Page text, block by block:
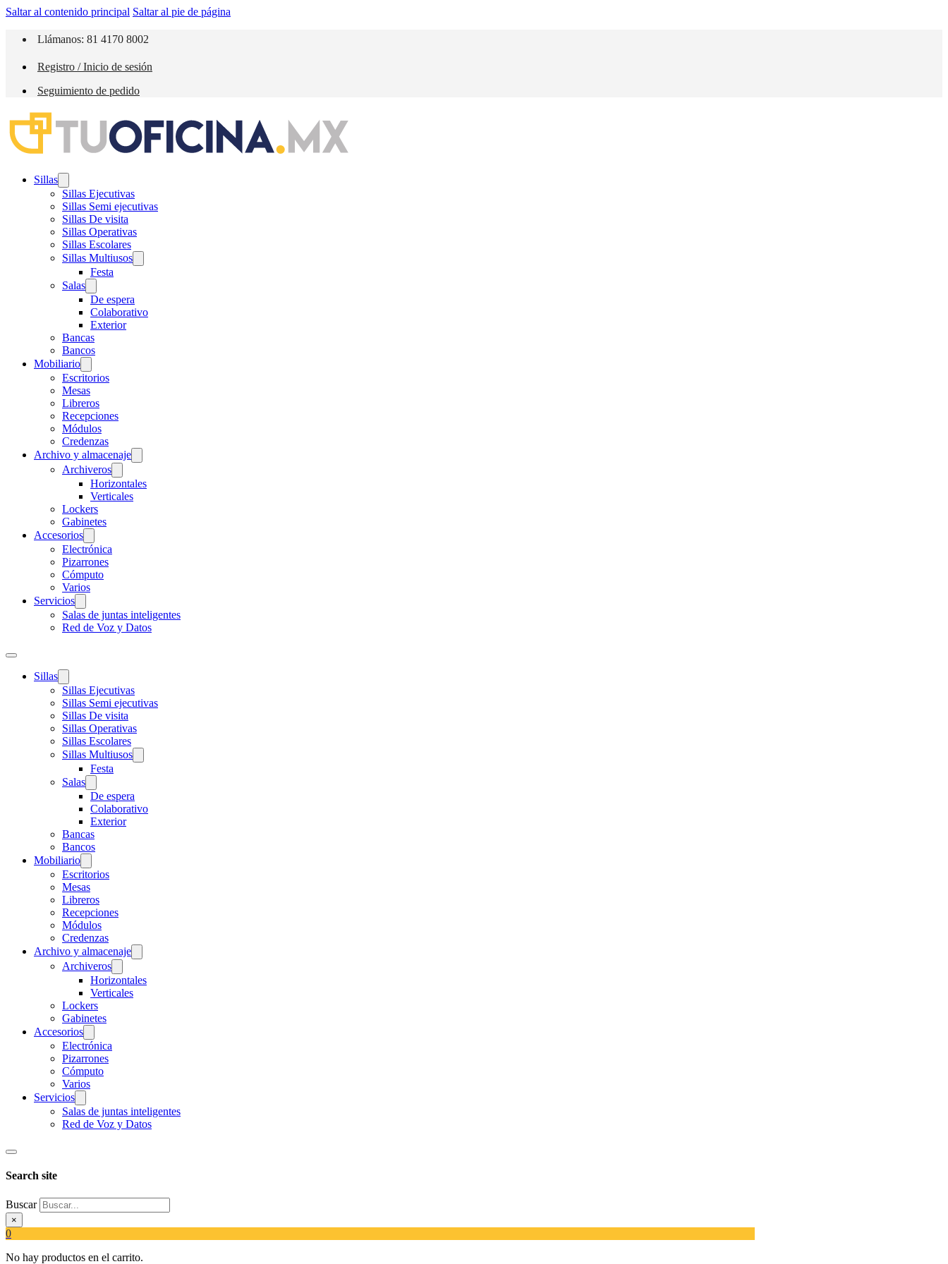
Saltar al contenido principal Saltar al pie de página
Llámanos: 81 4170 8002
Registro / Inicio de sesión
Seguimiento de pedido
Sillas
Sillas Ejecutivas
Sillas Semi ejecutivas
Sillas De visita
Sillas Operativas
Sillas Escolares
Sillas Multiusos
Festa
Salas
De espera
Colaborativo
Exterior
Bancas
Bancos
Mobiliario
Escritorios
Mesas
Libreros
Recepciones
Módulos
Credenzas
Archivo y almacenaje
Archiveros
Horizontales
Verticales
Lockers
Gabinetes
Accesorios
Electrónica
Pizarrones
Cómputo
Varios
Servicios
Salas de juntas inteligentes
Red de Voz y Datos
Sillas
Sillas Ejecutivas
Sillas Semi ejecutivas
Sillas De visita
Sillas Operativas
Sillas Escolares
Sillas Multiusos
Festa
Salas
De espera
Colaborativo
Exterior
Bancas
Bancos
Mobiliario
Escritorios
Mesas
Libreros
Recepciones
Módulos
Credenzas
Archivo y almacenaje
Archiveros
Horizontales
Verticales
Lockers
Gabinetes
Accesorios
Electrónica
Pizarrones
Cómputo
Varios
Servicios
Salas de juntas inteligentes
Red de Voz y Datos
Search site
Buscar
×
0
No hay productos en el carrito.